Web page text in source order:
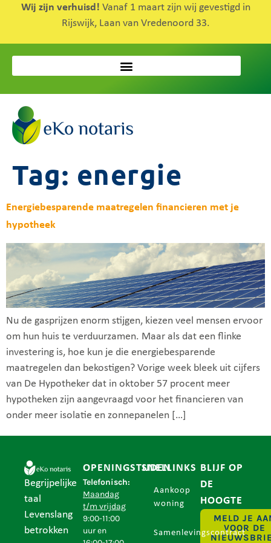
Wij zijn verhuisd! Vanaf 1 maart zijn wij gevestigd in
Rijswijk, Laan van Vredenoord 33.
Tag: energie
Energiebesparende maatregelen financieren met je
hypotheek
Nu de gasprijzen enorm stijgen, kiezen veel mensen ervoor
om hun huis te verduurzamen. Maar als dat een flinke
investering is, hoe kun je die energiebesparende
maatregelen dan bekostigen? Vorige week bleek uit cijfers
van De Hypotheker dat in oktober 57 procent meer
hypotheken zijn aangevraagd voor het financieren van
onder meer isolatie en zonnepanelen […]
Begrijpelijke
taal
Levenslang
betrokken
OPENINGSTIJDEN
Telefonisch:
Maandag
t/m vrijdag
9:00-11:00
uur en
SNELLINKS
Aankoop
woning
Samenlevingscontract
BLIJF OP
DE
HOOGTE
MELD JE
VOOR DE